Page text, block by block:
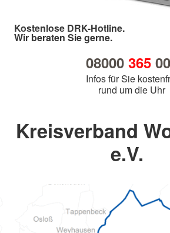
Kostenlose DRK-Hotline.
Wir beraten Sie gerne.
08000 365
Infos für Sie
rund um die Uhr
Kreisverband
e.V.